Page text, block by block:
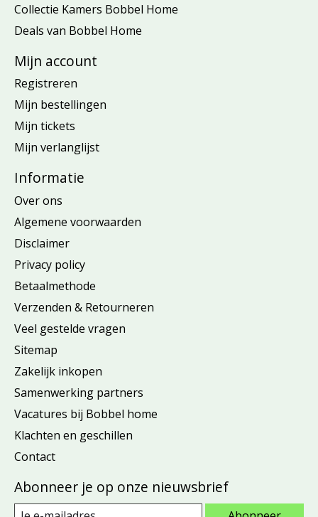
Collectie Kamers Bobbel Home
Deals van Bobbel Home
Mijn account
Registreren
Mijn bestellingen
Mijn tickets
Mijn verlanglijst
Informatie
Over ons
Algemene voorwaarden
Disclaimer
Privacy policy
Betaalmethode
Verzenden & Retourneren
Veel gestelde vragen
Sitemap
Zakelijk inkopen
Samenwerking partners
Vacatures bij Bobbel home
Klachten en geschillen
Contact
Abonneer je op onze nieuwsbrief